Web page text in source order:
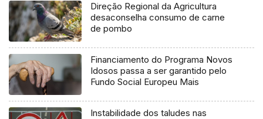
Direção Regional da Agricultura
desaconselha consumo de carne
de pombo
Financiamento do Programa Novos
Idosos passa a ser garantido pelo
Fundo Social Europeu Mais
Instabilidade dos taludes nas